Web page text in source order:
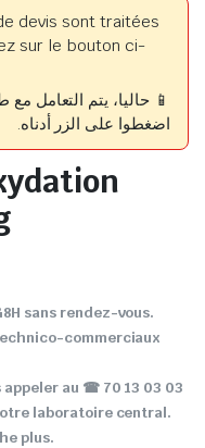
devis sont traitées
sur le bouton ci-
📱 حاليا، يتم التعامل
اضغطوا على الزر أدناه.
sans rendez-vous.
commerciaux
appeler au ☎ 70 13 03 03
laboratoire central.
plus.